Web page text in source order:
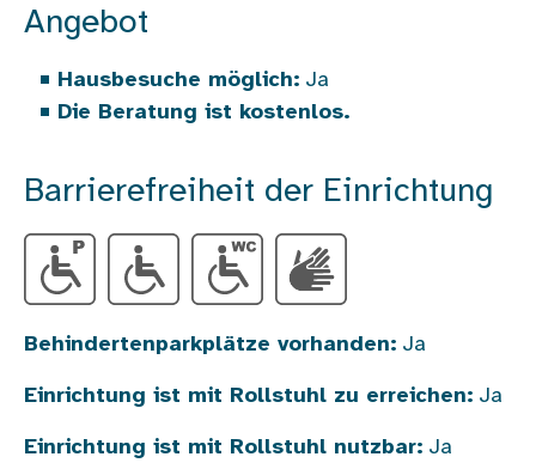
Angebot
Hausbesuche möglich: Ja
Die Beratung ist kostenlos.
Barrierefreiheit der Einrichtung
Behindertenparkplätze vorhanden: Ja
Einrichtung ist mit Rollstuhl zu erreichen: Ja
Einrichtung ist mit Rollstuhl nutzbar: Ja